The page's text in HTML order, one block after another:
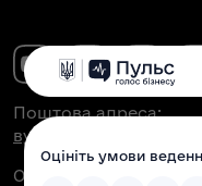
Поштова адреса:
вул. Антоновича, 51,
Офіційна